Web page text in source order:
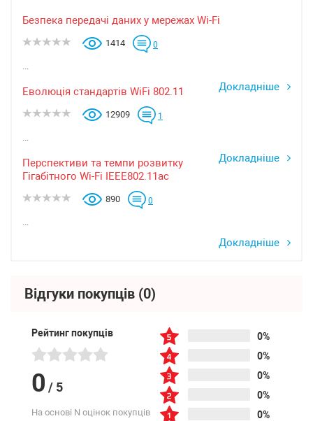
Безпека передачі даних у мережах Wi-Fi
1414 0
...
Докладніше
Еволюція стандартів WiFi 802.11
12909 1
...
Докладніше
Перспективи та темпи розвитку
Гігабітного Wi-Fi IEEE802.11ac
890 0
...
Докладніше
Відгуки покупців (0)
Рейтинг покупців
0 / 5
На основі N оцінок покупців
0%
0%
0%
0%
0%